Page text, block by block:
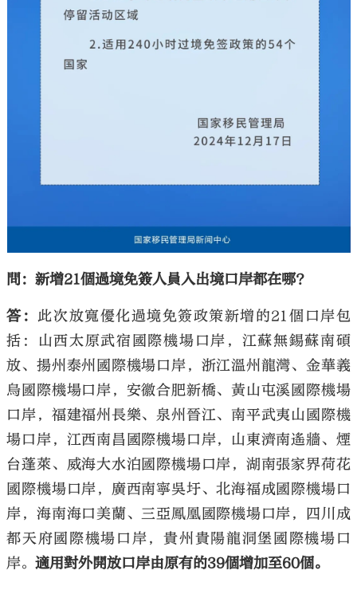
問：新增21個過境免簽人員入出境口岸都在哪？
答：此次放寬優化過境免簽政策新增的21個口岸包
括：山西太原武宿國際機場口岸，江蘇無錫蘇南碩
放、揚州泰州國際機場口岸，浙江溫州龍灣、金華義
烏國際機場口岸，安徽合肥新橋、黃山屯溪國際機場
口岸，福建福州長樂、泉州晉江、南平武夷山國際機
場口岸，江西南昌國際機場口岸，山東濟南遙牆、煙
台蓬萊、威海大水泊國際機場口岸，湖南張家界荷花
國際機場口岸，廣西南寧吳圩、北海福成國際機場口
岸，海南海口美蘭、三亞鳳凰國際機場口岸，四川成
都天府國際機場口岸，貴州貴陽龍洞堡國際機場口
岸。適用對外開放口岸由原有的39個增加至60個。